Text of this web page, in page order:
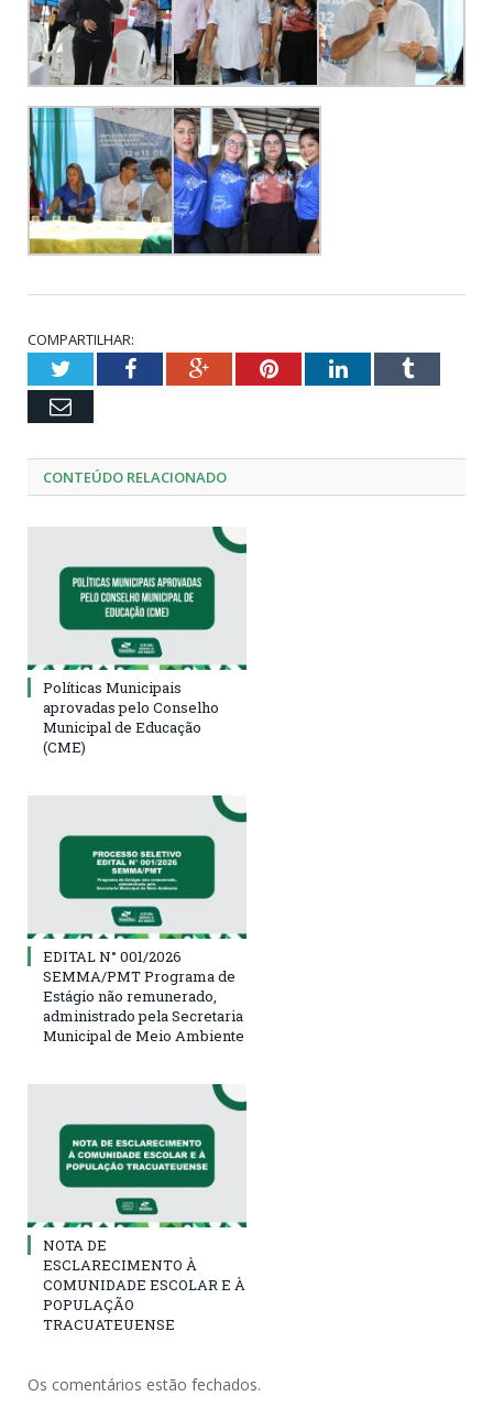
COMPARTILHAR:
TwitterFacebookGoogle+PinterestLinkedInTumblr
Email
CONTEÚDO RELACIONADO
Políticas Municipais
aprovadas pelo Conselho
Municipal de Educação
(CME)
EDITAL N° 001/2026
SEMMA/PMT Programa de
Estágio não remunerado,
administrado pela Secretaria
Municipal de Meio Ambiente
NOTA DE
ESCLARECIMENTO À
COMUNIDADE ESCOLAR E À
POPULAÇÃO
TRACUATEUENSE
Os comentários estão fechados.